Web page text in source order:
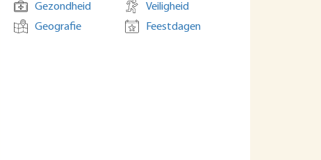
Gezondheid
Geografie
Veiligheid
Feestdagen